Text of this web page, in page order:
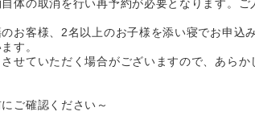
体の取消を行い再予約が必要となります。
お客様、2名以上のお子様を添い寝でお申込
す。
せていただく場合がございますので、あらか
ご確認ください～